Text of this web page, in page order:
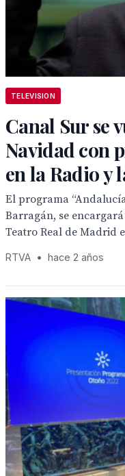
TELEVISION
Canal Sur se
Navidad con
en la Radio y
El programa
Barragán, se
Teatro Real de Madrid
RTVA • hace 2 años